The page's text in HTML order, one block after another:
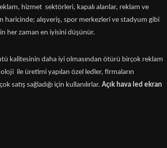
hizmet sektörleri, kapalı alanlar, reklam ve
alışveriş, spor merkezleri ve stadyum gibi
her zaman en iyisini düşünür.
kalitesinin daha iyi olmasından ötürü birçok reklam
ile üretimi yapılan özel ledler, firmaların
satış sağladığı için kullanılırlar. Açık hava led ekran